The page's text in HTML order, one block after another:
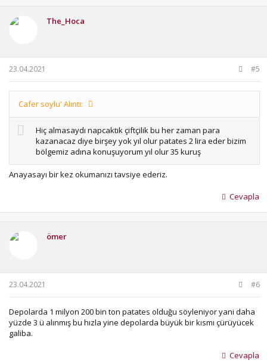
The_Hoca
23.04.2021 #5
Cafer soylu' Alıntı:
Hiç almasaydı napcaktık çiftçilik bu her zaman para
kazanacaz diye birşey yok yıl olur patates 2 lira eder bizim
bölgemiz adına konuşuyorum yıl olur 35 kuruş
Anayasayı bir kez okumanızı tavsiye ederiz.
Cevapla
ömer
23.04.2021 #6
Depolarda 1 milyon 200 bin ton patates olduğu söyleniyor yani daha
yüzde 3 ü alınmış bu hızla yine depolarda büyük bir kısmı çürüyücek
galiba.
Cevapla